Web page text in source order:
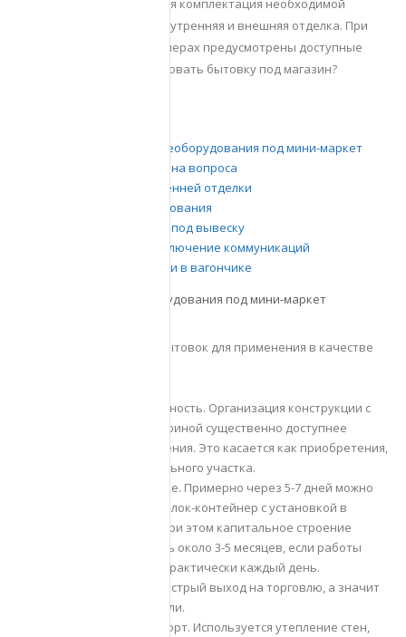
магазина. Обеспечивается комплектация необходимой
мебелью. Выполняется внутренняя и внешняя отделка. При
относительно малых размерах предусмотрены доступные
расходы. Как переоборудовать бытовку под магазин?
Преимущества переоборудования под мини-маркет
Юридическая сторона вопроса
Выполнение внутренней отделки
Организация зонирования
Организация места под вывеску
Подведение и подключение коммуникаций
Сферы деятельности в вагончике
Преимущества переоборудования под мини-маркет
Выделяют достоинства бытовок для применения в качестве
Финансовая доступность. Организация конструкции с
обустройством витриной существенно доступнее
капитального строения. Это касается как приобретения,
так и аренды земельного участка.
Быстрое возведение. Примерно через 5-7 дней можно
получить готовый блок-контейнер с установкой в
указанном месте. При этом капитальное строение
придется возводить около 3-5 месяцев, если работы
будут проводится практически каждый день.
Обеспечивается быстрый выход на торговлю, а значит
и получение прибыли.
Повышенный комфорт. Используется утепление стен,